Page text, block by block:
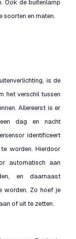
Ook de buitenlamp
soorten en maten.
is de
het verschil tussen
Allereerst is er
dag en nacht
identificeert
worden. Hierdoor
automatisch aan
en daarnaast
worden. Zo hoef je
of uit te zetten.